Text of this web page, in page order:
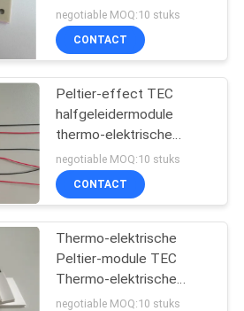
halfgeleiderapparaten
negotiable MOQ:10 stuks
CONTACT
Peltier-effect TEC
halfgeleidermodule
thermo-elektrische
koeler, Tec-module
negotiable MOQ:10 stuks
CONTACT
Thermo-elektrische
Peltier-module TEC
Thermo-elektrische
koelmodule
negotiable MOQ:10 stuks